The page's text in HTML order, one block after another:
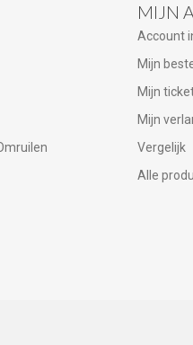
MIJN
Account
Mijn
Mijn
Mijn
Vergelijk
Alle